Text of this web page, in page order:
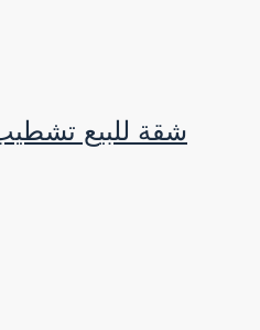
شقة للبيع